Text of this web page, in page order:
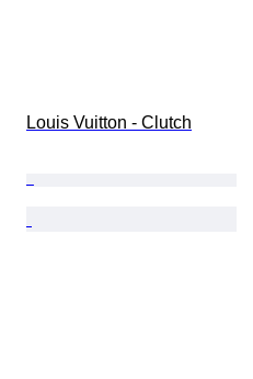
Louis Vuitton - Clutch